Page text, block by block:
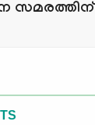
സമരത്തിന്